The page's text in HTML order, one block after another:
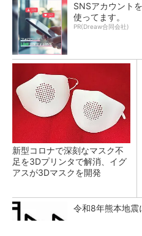
SNSアカウント
使ってます。
PR(Dreaw合同会社)
新型コロナで深刻なマスク不
足を3Dプリンタで解消、イグ
アスが3Dマスクを開発
令和8年熊本地震